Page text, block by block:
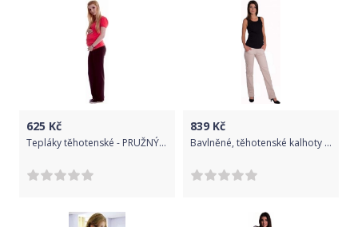
625 Kč
Tepláky těhotenské - PRUŽNÝ LEM hnědé - Be MaaMaa velikost L
839 Kč
Bavlněné, těhotenské kalhoty s kapsami - béžové, Velikosti těh. moda XL (42)